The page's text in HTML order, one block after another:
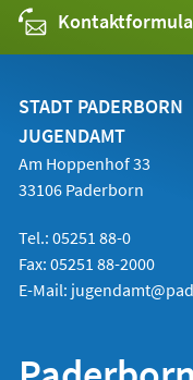
STADT PADERBORN
JUGENDAMT
Am Hoppenhof 33
33106 Paderborn
Tel.: 05251 88-0
Fax: 05251 88-2000
E-Mail: